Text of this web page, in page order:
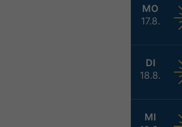
MO
17.8.
DI
18.8.
MI